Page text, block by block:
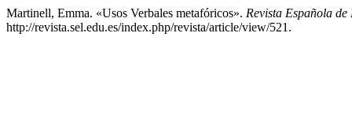
Martinell, Emma. «Usos Verbales metafóricos». Revista Española
http://revista.sel.edu.es/index.php/revista/article/view/521.